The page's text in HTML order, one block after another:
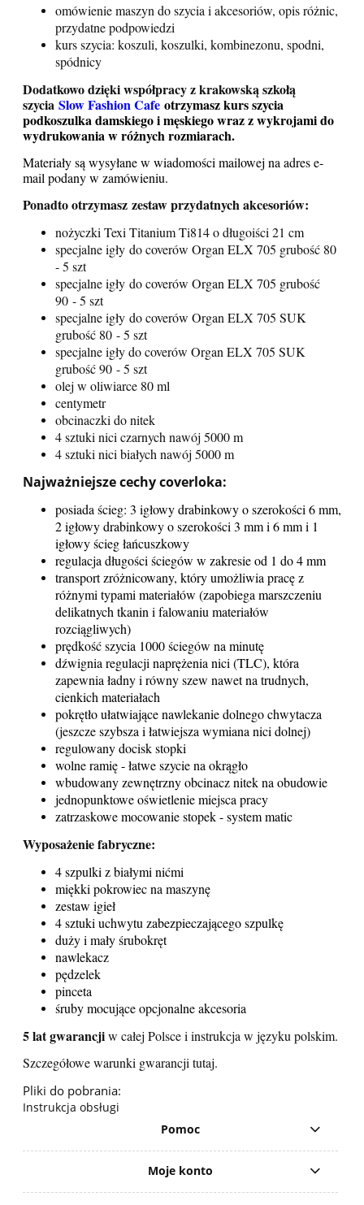
omówienie maszyn do szycia i akcesoriów, opis różnic,
przydatne podpowiedzi
kurs szycia: koszuli, koszulki, kombinezonu, spodni,
spódnicy
Dodatkowo dzięki współpracy z krakowską szkołą
szycia Slow Fashion Cafe otrzymasz kurs szycia
podkoszulka damskiego i męskiego wraz z wykrojami do
wydrukowania w różnych rozmiarach.
Materiały są wysyłane w wiadomości mailowej na adres e-
mail podany w zamówieniu.
Ponadto otrzymasz zestawprzydatnych akcesoriów:
nożyczki Texi Titanium Ti814 o długoiści 21 cm
specjalne igły do coverów Organ ELX 705 grubość 80
- 5 szt
specjalne igły do coverów Organ ELX 705 grubość
90 - 5 szt
specjalne igły do coverów Organ ELX 705 SUK
grubość 80 - 5 szt
specjalne igły do coverów Organ ELX 705 SUK
grubość 90 - 5 szt
olej w oliwiarce 80 ml
centymetr
obcinaczki do nitek
4 sztuki nici czarnych nawój 5000 m
4 sztuki nici białych nawój 5000 m
Najważniejsze cechy coverloka:
posiada ścieg: 3 igłowy drabinkowy o szerokości 6 mm,
2 igłowy drabinkowy o szerokości 3 mm i 6 mm i 1
igłowy ścieg łańcuszkowy
regulacja długości ściegów w zakresie od 1 do 4 mm
transport zróżnicowany, który umożliwia pracę z
różnymi typami materiałów (zapobiega marszczeniu
delikatnych tkanin i falowaniu materiałów
rozciągliwych)
prędkość szycia 1000 ściegów na minutę
dźwignia regulacji naprężenia nici (TLC), która
zapewnia ładny i równy szew nawet na trudnych,
cienkich materiałach
pokrętło ułatwiające nawlekanie dolnego chwytacza
(jeszcze szybsza i łatwiejsza wymiana nici dolnej)
regulowany docisk stopki
wolne ramię - łatwe szycie na okrągło
wbudowany zewnętrzny obcinacz nitek na obudowie
jednopunktowe oświetlenie miejsca pracy
zatrzaskowe mocowanie stopek - system matic
Wyposażenie fabryczne:
4 szpulki z białymi nićmi
miękki pokrowiec na maszynę
zestaw igieł
4 sztuki uchwytu zabezpieczającego szpulkę
duży i mały śrubokręt
nawlekacz
pędzelek
pinceta
śruby mocujące opcjonalne akcesoria
5 lat gwarancjiw całej Polsce i instrukcja w języku polskim.
Szczegółowe warunki gwarancji tutaj.
Pliki do pobrania:
Instrukcja obsługi
Pomoc
Moje konto